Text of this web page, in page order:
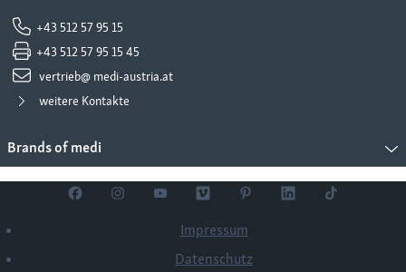
+43 512 57 95 15
+43 512 57 95 15 45
vertrieb@ medi-austria.at
weitere Kontakte
Brands of medi
Impressum
Datenschutz